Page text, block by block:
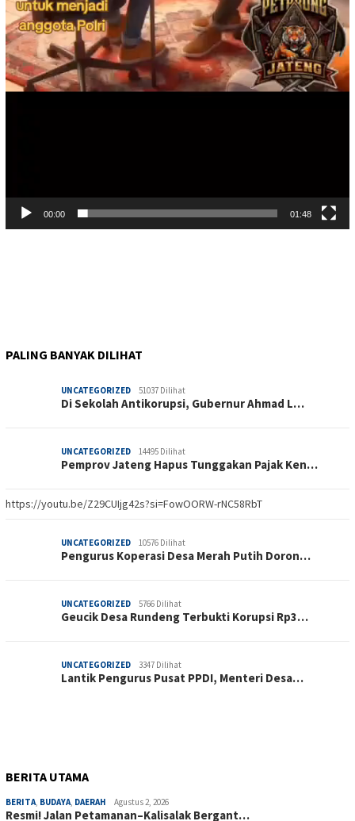
00:00 01:48
PALING BANYAK DILIHAT
UNCATEGORIZED 51037 Dilihat
Di Sekolah Antikorupsi, Gubernur Ahmad L…
UNCATEGORIZED 14495 Dilihat
Pemprov Jateng Hapus Tunggakan Pajak Ken…
https://youtu.be/Z29CUIjg42s?si=FowOORW-rNC58RbT
UNCATEGORIZED 10576 Dilihat
Pengurus Koperasi Desa Merah Putih Doron…
UNCATEGORIZED 5766 Dilihat
Geucik Desa Rundeng Terbukti Korupsi Rp3…
UNCATEGORIZED 3347 Dilihat
Lantik Pengurus Pusat PPDI, Menteri Desa…
BERITA UTAMA
BERITA, BUDAYA, DAERAH Agustus 2, 2026
Resmi! Jalan Petamanan–Kalisalak Bergant…